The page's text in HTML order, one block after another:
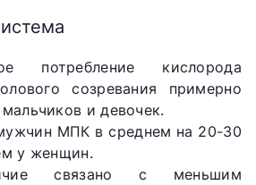
потребление кислорода
созревания примерно
и девочек.
МПК в среднем на 20-30
у женщин.
связано с меньшим